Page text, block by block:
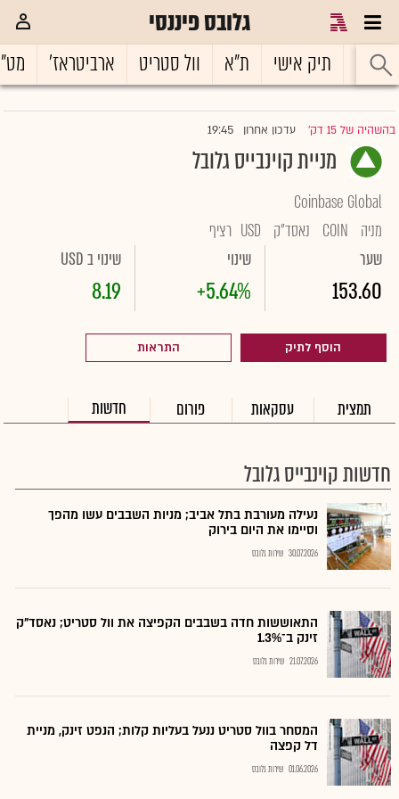
גלובס פיננסי
ראשי תיק אישי ת"א וול סטריט ארביטראז'
בהשהיה של 15 דק' |עדכון אחרון 19:45
מניית קוינבייס גלובל
Coinbase Global
מניה
COIN נאסד"ק USD רציף
שער
153.60
שינוי
+5.64%
שינוי ב USD
8.19
הוסף לתיק התראות
תמצית עסקאות פורום חדשות
חדשות קוינבייס גלובל
נעילה מעורבת בתל אביב; מניות השבבים עשו מהפך
וסיימו את היום בירוק
30.07.2026 שירות גלובס
התאוששות חדה בשבבים הקפיצה את וול סטריט; נאסד"ק
זינק ב־1.3%
21.07.2026 שירות גלובס
המסחר בוול סטריט ננעל בעליות קלות; הנפט זינק, מניית
דל קפצה
01.06.2026 שירות גלובס